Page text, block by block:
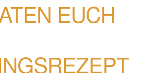
EUCH